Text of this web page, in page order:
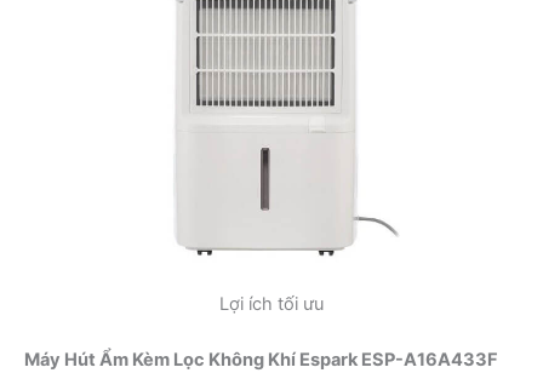
Lợi ích tối ưu
Máy Hút Ẩm Kèm Lọc Không Khí Espark ESP-A16A433F